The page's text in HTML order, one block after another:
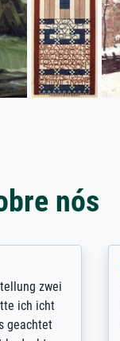
nós
to
provides
the best